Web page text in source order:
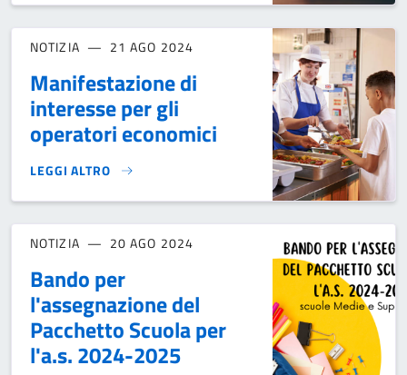
NOTIZIA 21 AGO 2024
Manifestazione di
interesse per gli
operatori economici
LEGGI ALTRO
MANIFESTAZIONE DI INTERESSE PER GLI OPERATORI
NOTIZIA 20 AGO 2024
Bando per
l'assegnazione del
Pacchetto Scuola per
l'a.s. 2024-2025